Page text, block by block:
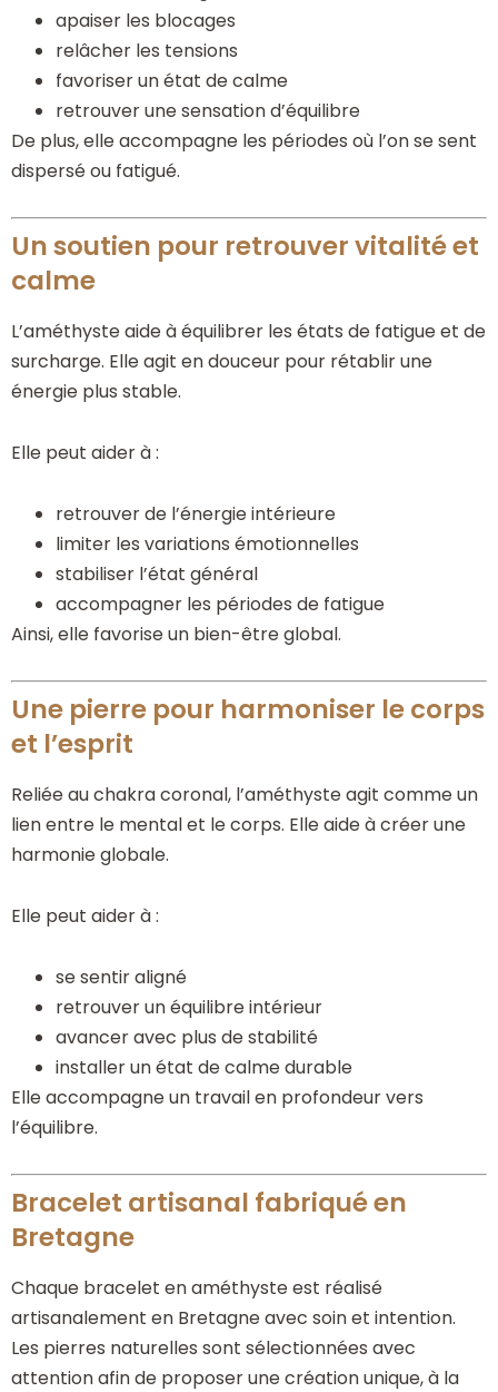
apaiser les blocages
relâcher les tensions
favoriser un état de calme
retrouver une sensation d’équilibre
De plus, elle accompagne les périodes où l’on se sent
dispersé ou fatigué.
Un soutien pour retrouver vitalité et
calme
L’améthyste aide à équilibrer les états de fatigue et de
surcharge. Elle agit en douceur pour rétablir une
énergie plus stable.
Elle peut aider à :
retrouver de l’énergie intérieure
limiter les variations émotionnelles
stabiliser l’état général
accompagner les périodes de fatigue
Ainsi, elle favorise un bien-être global.
Une pierre pour harmoniser le corps
et l’esprit
Reliée au chakra coronal, l’améthyste agit comme un
lien entre le mental et le corps. Elle aide à créer une
harmonie globale.
Elle peut aider à :
se sentir aligné
retrouver un équilibre intérieur
avancer avec plus de stabilité
installer un état de calme durable
Elle accompagne un travail en profondeur vers
l’équilibre.
Bracelet artisanal fabriqué en
Bretagne
Chaque bracelet en améthyste est réalisé
artisanalement en Bretagne avec soin et intention.
Les pierres naturelles sont sélectionnées avec
attention afin de proposer une création unique, à la